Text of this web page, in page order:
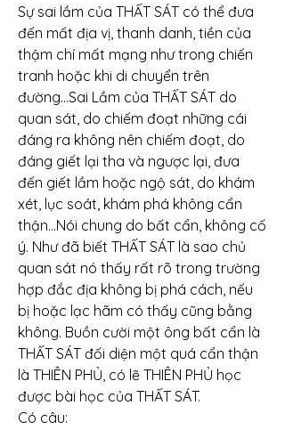
Sự sai lầm của THẤT SÁT có thể đưa
đến mất địa vị, thanh danh, tiền của
thậm chí mất mạng như trong chiến
tranh hoặc khi di chuyển trên
đường...Sai Lầm của THẤT SÁT do
quan sát, do chiếm đoạt những cái
đáng ra không nên chiếm đoạt, do
đáng giết lại tha và ngược lại, đưa
đến giết lầm hoặc ngộ sát, do khám
xét, lục soát, khám phá không cẩn
thận...Nói chung do bất cẩn, không cố
ý. Như đã biết THẤT SÁT là sao chủ
quan sát nó thấy rất rõ trong trường
hợp đắc địa không bị phá cách, nếu
bị hoặc lạc hãm có thấy cũng bằng
không. Buồn cười một ông bất cẩn là
THẤT SÁT đối diện một quá cẩn thận
là THIÊN PHỦ, có lẽ THIÊN PHỦ học
được bài học của THẤT SÁT.
Có câu: